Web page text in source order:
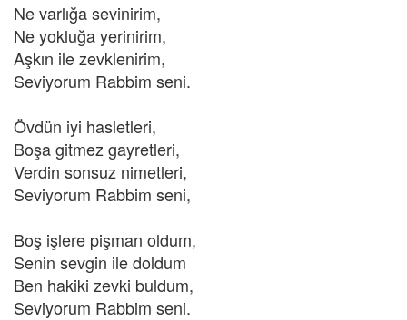
Ne varlığa sevinirim,
Ne yokluğa yerinirim,
Aşkın ile zevklenirim,
Seviyorum Rabbim seni.
Övdün iyi hasletleri,
Boşa gitmez gayretleri,
Verdin sonsuz nimetleri,
Seviyorum Rabbim seni,
Boş işlere pişman oldum,
Senin sevgin ile doldum
Ben hakiki zevki buldum,
Seviyorum Rabbim seni.